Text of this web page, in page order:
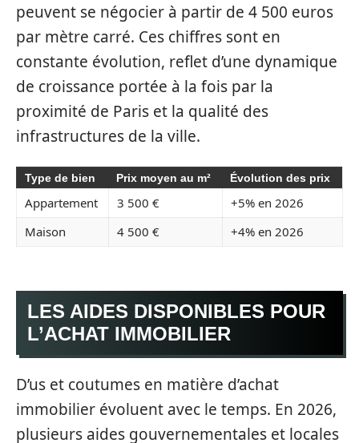
peuvent se négocier à partir de 4 500 euros
par mètre carré. Ces chiffres sont en
constante évolution, reflet d’une dynamique
de croissance portée à la fois par la
proximité de Paris et la qualité des
infrastructures de la ville.
Type de bien Prix moyen au m² Évolution des prix
Appartement 3 500 €
+5% en 2026
Maison
4 500 € +4% en 2026
LES AIDES DISPONIBLES POUR
L’ACHAT IMMOBILIER
D’us et coutumes en matière d’achat
immobilier évoluent avec le temps. En 2026,
plusieurs aides gouvernementales et locales